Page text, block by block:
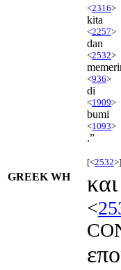
<2316>
kita
<2257>
dan
<2532>
<936>
di
<1909>
bumi
<1093>
.”
[<2532>]
GREEK WH και
<